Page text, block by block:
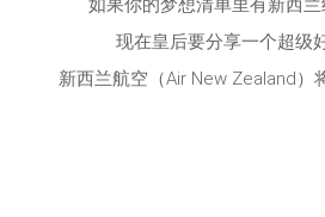
如果你的梦想清单里有新西
现在皇后要分享一个超级
新西兰航空（Air New Zealand）